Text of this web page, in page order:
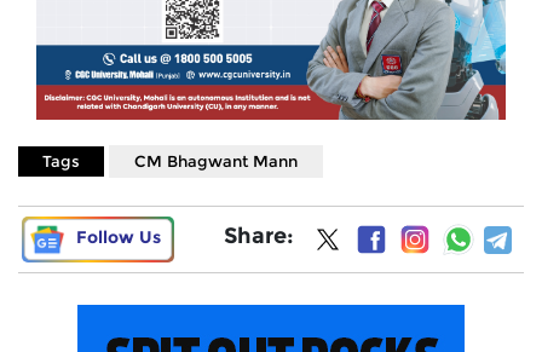
Tags CM Bhagwant Mann
Follow Us Share: